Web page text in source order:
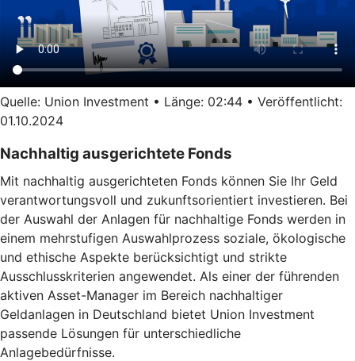
Quelle: Union Investment • Länge: 02:44 • Veröffentlicht:
01.10.2024
Nachhaltig ausgerichtete Fonds
Mit nachhaltig ausgerichteten Fonds können Sie Ihr Geld
verantwortungsvoll und zukunftsorientiert investieren. Bei
der Auswahl der Anlagen für nachhaltige Fonds werden in
einem mehrstufigen Auswahlprozess soziale, ökologische
und ethische Aspekte berücksichtigt und strikte
Ausschlusskriterien angewendet. Als einer der führenden
aktiven Asset-Manager im Bereich nachhaltiger
Geldanlagen in Deutschland bietet Union Investment
passende Lösungen für unterschiedliche
Anlagebedürfnisse.